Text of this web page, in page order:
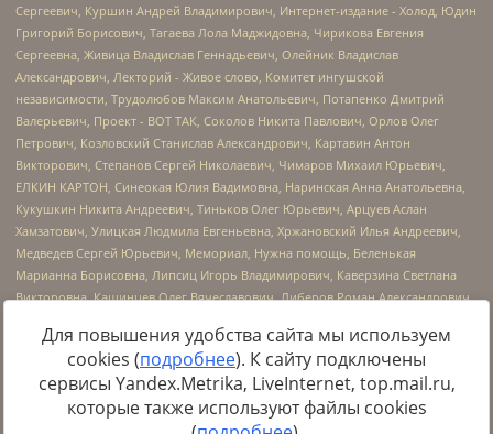
Источник:https://minjust.gov.ru/uploaded/files/reestr-
inostrannyih-agentov-22-03-2024.pdfданные на22.03.2024
Для повышения удобства сайта мы используем
cookies (подробнее). К сайту подключены
сервисы Yandex.Metrika, LiveInternet, top.mail.ru,
которые также используют файлы cookies